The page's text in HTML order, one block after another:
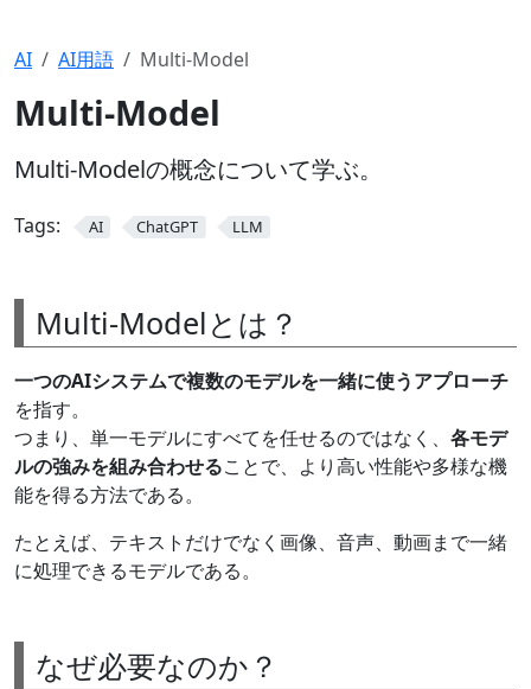
AI AI用語 Multi-Model
Multi-Model
Multi-Modelの概念について学ぶ。
Tags: AI ChatGPT LLM
Multi-Modelとは？
一つのAIシステムで複数のモデルを一緒に使うアプローチ
を指す。
つまり、単一モデルにすべてを任せるのではなく、 各モデ
ルの強みを組み合わせることで、より高い性能や多様な機
能を得る方法である。
たとえば、テキストだけでなく画像、音声、動画まで一緒
に処理できるモデルである。
なぜ必要なのか？